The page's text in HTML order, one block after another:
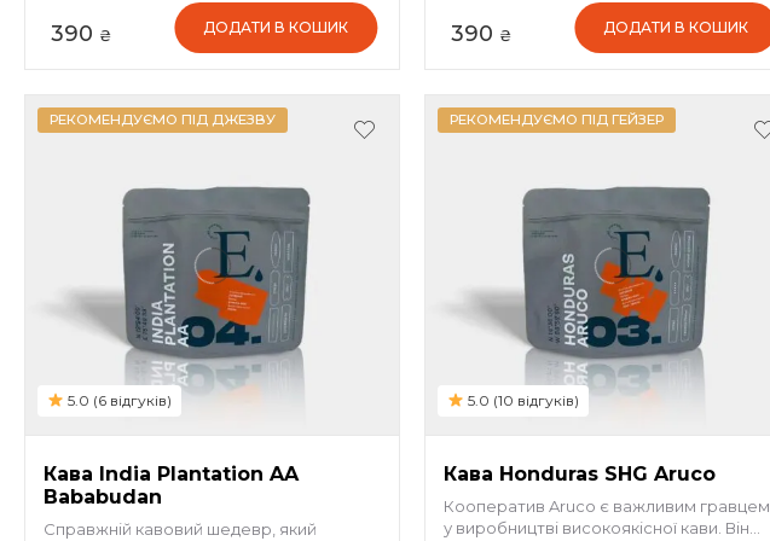
390 ₴ ДОДАТИ В КОШИК 390 ₴ ДОДАТИ В КОШИК
РЕКОМЕНДУЄМО ПІД ДЖЕЗВУ
5.0 (6 відгуків)
Кава India Plantation AA
Bababudan
Справжній кавовий шедевр, який
РЕКОМЕНДУЄМО ПІД ГЕЙЗЕР
5.0 (10 відгуків)
Кава Honduras SHG Aruco
Кооператив Aruco є важливим гравцем
у виробництві високоякісної кави. Він